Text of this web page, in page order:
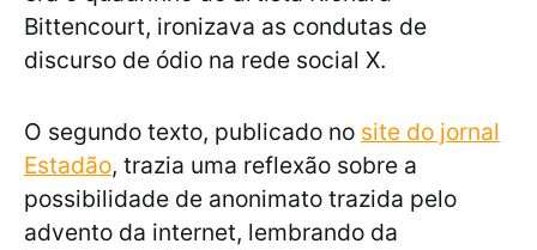
Bittencourt, ironizava as condutas de
discurso de ódio na rede social X.
O segundo texto, publicado no site do jornal
Estadão, trazia uma reflexão sobre a
possibilidade de anonimato trazida pelo
advento da internet, lembrando da